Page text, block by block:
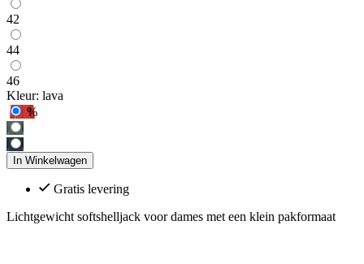
42
44
46
Kleur: lava
%
In Winkelwagen
Gratis levering
Lichtgewicht softshelljack voor dames met een klein pakformaat